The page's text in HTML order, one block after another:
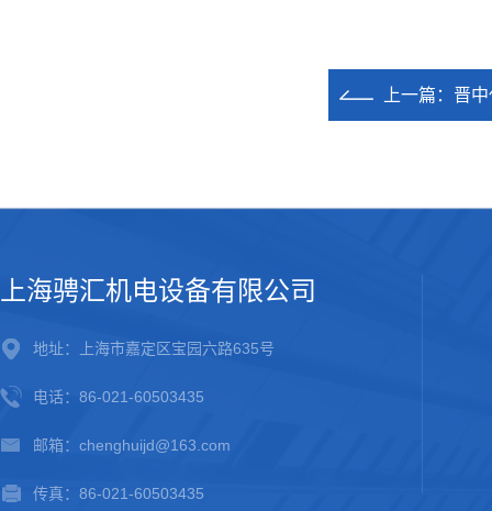
上一篇： 晋
上海骋汇机电设备有限公司
地址：上海市嘉定区宝园六路635号
电话：86-021-60503435
邮箱：chenghuijd@163.com
传真：86-021-60503435